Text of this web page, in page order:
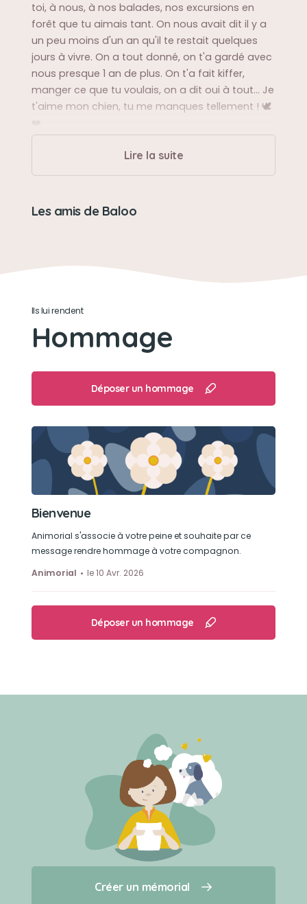
Créer un mémorial
Qui sommes-nous ?
toi, à nous, à nos balades, nos excursions en
forêt que tu aimais tant. On nous avait dit il y a
un peu moins d'un an qu'il te restait quelques
jours à vivre. On a tout donné, on t'a gardé avec
nous presque 1 an de plus. On t'a fait kiffer,
manger ce que tu voulais, on a dit oui à tout... Je
t'aime mon chien, tu me manques tellement ! 🕊
Sa balade préférée
l'eau.❤️
Il adorait essayer de cacher ses croquettes
avec des habits ou alors même renverser sa
Il pouvait être anxieux, il était très intelligent,
dynamique. Une petite pile ! ❤️
Son jouet préféré
Sa balle, son cochon et sa corde 😊♥️
Jouer à la balle ou avec un bâton ❤️
Lire la suite
Les amis de Baloo
Ils lui rendent
Hommage
Déposer un hommage
Bienvenue
Animorial s'associe à votre peine et souhaite par ce
message rendre hommage à votre compagnon.
Animorial
le 10 Avr. 2026
Déposer un hommage
Créer un mémorial